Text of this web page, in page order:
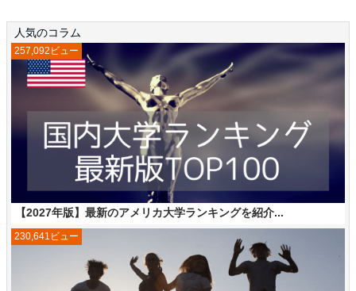
人気のコラム
【2027年版】最新のアメリカ大学ランキングを紹介...
257,092ビュー
230,641ビュー